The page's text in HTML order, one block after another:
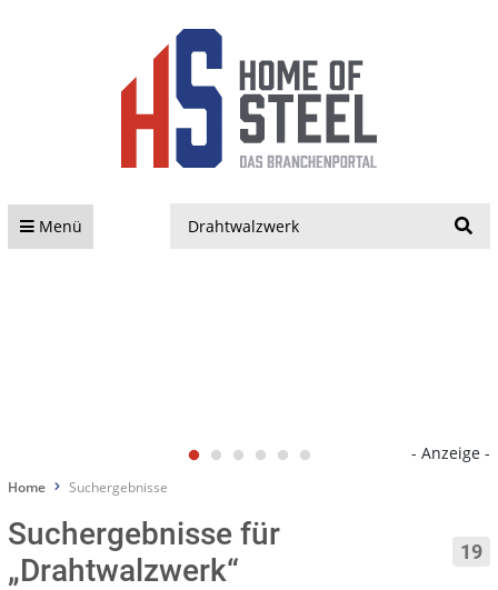
Menü
- Anzeige -
Home Suchergebnisse
Suchergebnisse für
„Drahtwalzwerk“
19